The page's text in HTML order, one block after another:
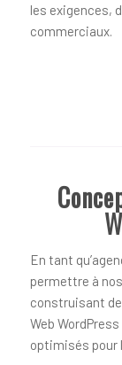
les exigences,
commerciaux.
En tant
permettre à
construisant
Web
optimisés pour